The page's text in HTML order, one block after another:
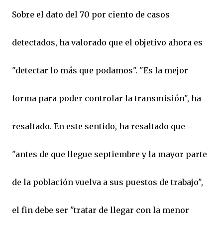
Sobre el dato del 70 por ciento de casos
detectados, ha valorado que el objetivo ahora es
"detectar lo más que podamos". "Es la mejor
forma para poder controlar la transmisión", ha
resaltado. En este sentido, ha resaltado que
"antes de que llegue septiembre y la mayor parte
de la población vuelva a sus puestos de trabajo",
el fin debe ser "tratar de llegar con la menor